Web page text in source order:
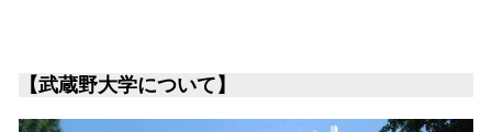
【武蔵野大学について】